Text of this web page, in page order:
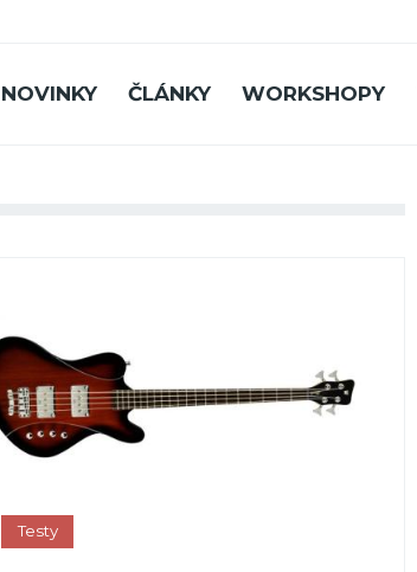
NOVINKY ČLÁNKY WORKSHOPY
Testy